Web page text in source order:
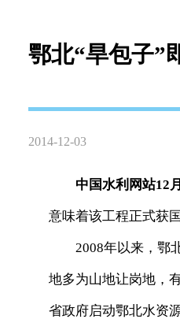
鄂北“旱包子”
2014-12-03
中国水利网站12
意味着该工程正式获
2008年以来，鄂北
地多为山地让岗地，
省政府启动鄂北水资